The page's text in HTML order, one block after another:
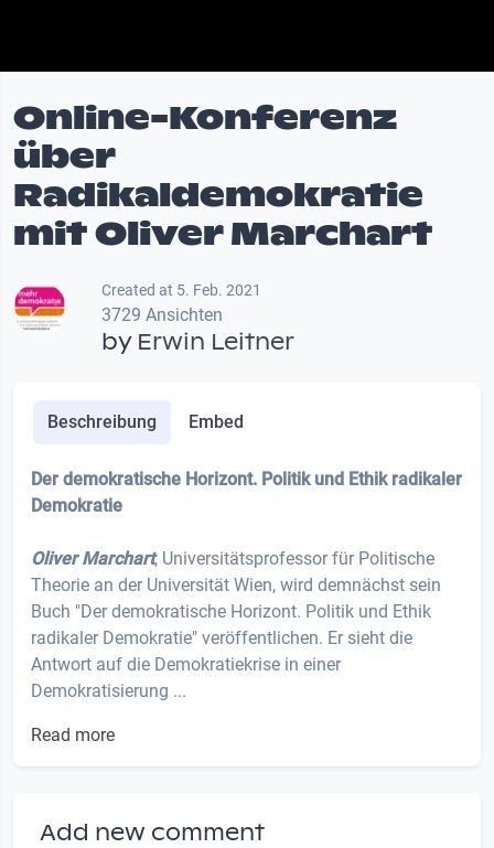
Online-Konferenz
über
Radikaldemokratie
mit Oliver Marchart
Created at 5. Feb. 2021
3729 Ansichten
by Erwin Leitner
Beschreibung Embed
Der demokratische Horizont. Politik und Ethik radikaler
Demokratie
Oliver Marchart, Universitätsprofessor für Politische
Theorie an der Universität Wien, wird demnächst sein
Buch "Der demokratische Horizont. Politik und Ethik
radikaler Demokratie" veröffentlichen. Er sieht die
Antwort auf die Demokratiekrise in einer
Demokratisierung ...
Read more
Add new comment